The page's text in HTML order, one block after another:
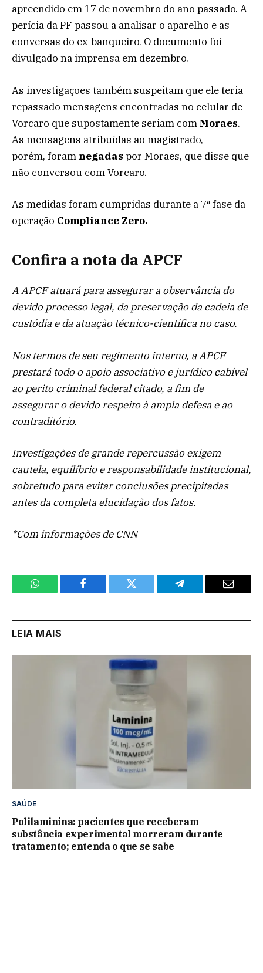
apreendido em 17 de novembro do ano passado. A
perícia da PF passou a analisar o aparelho e as
conversas do ex-banqueiro. O documento foi
divulgado na imprensa em dezembro.
As investigações também suspeitam que ele teria
repassado mensagens encontradas no celular de
Vorcaro que supostamente seriam com Moraes.
As mensagens atribuídas ao magistrado,
porém, foram negadas por Moraes, que disse que
não conversou com Vorcaro.
As medidas foram cumpridas durante a 7ª fase da
operação Compliance Zero.
Confira a nota da APCF
A APCF atuará para assegurar a observância do
devido processo legal, da preservação da cadeia de
custódia e da atuação técnico-científica no caso.
Nos termos de seu regimento interno, a APCF
prestará todo o apoio associativo e jurídico cabível
ao perito criminal federal citado, a fim de
assegurar o devido respeito à ampla defesa e ao
contraditório.
Investigações de grande repercussão exigem
cautela, equilíbrio e responsabilidade institucional,
sobretudo para evitar conclusões precipitadas
antes da completa elucidação dos fatos.
*Com informações de CNN
WhatsApp Facebook Twitter Telegram Email
LEIA MAIS
SAÚDE
Polilaminina: pacientes que receberam
substância experimental morreram durante
tratamento; entenda o que se sabe